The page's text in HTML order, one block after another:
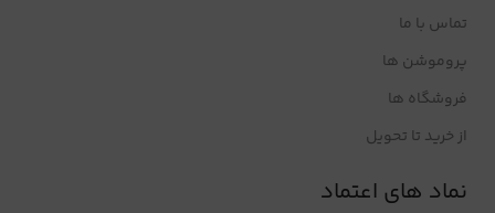
تماس با ما
پروموشن ها
فروشگاه ها
از خرید تا تحویل
نماد های اعتماد